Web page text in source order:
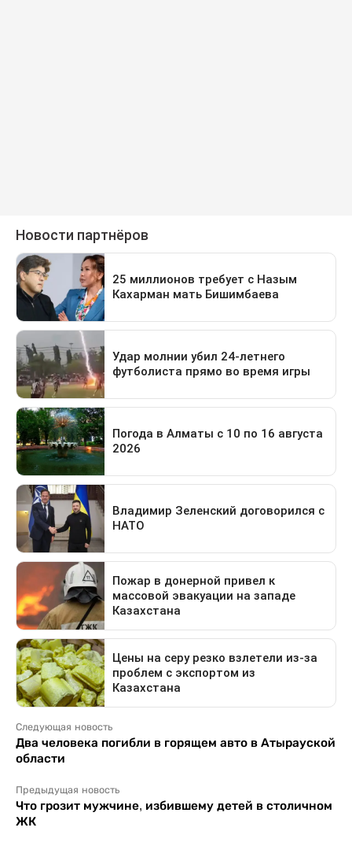
Следующая новость
Два человека погибли в горящем авто в Атырауской
области
Предыдущая новость
Что грозит мужчине, избившему детей в столичном
ЖК